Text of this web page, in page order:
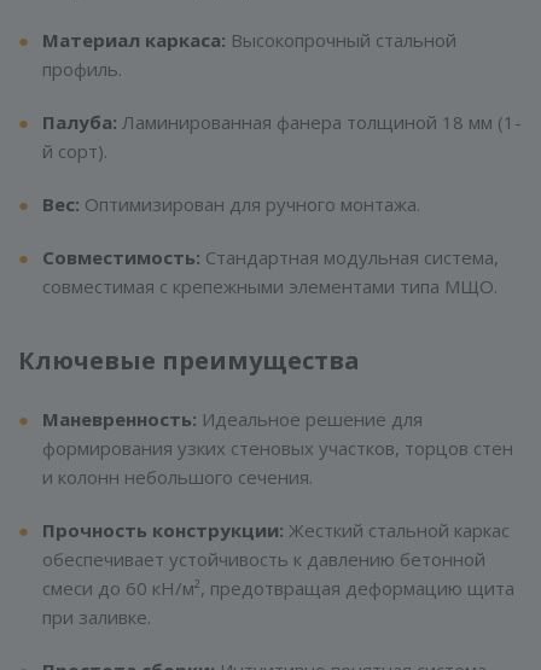
Материал каркаса: Высокопрочный стальной
профиль.
Палуба: Ламинированная фанера толщиной 18 мм (1-
й сорт).
Вес: Оптимизирован для ручного монтажа.
Совместимость: Стандартная модульная система,
совместимая с крепежными элементами типа МЩО.
Ключевые преимущества
Маневренность: Идеальное решение для
формирования узких стеновых участков, торцов стен
и колонн небольшого сечения.
Прочность конструкции: Жесткий стальной каркас
обеспечивает устойчивость к давлению бетонной
смеси до 60 кН/м², предотвращая деформацию щита
при заливке.